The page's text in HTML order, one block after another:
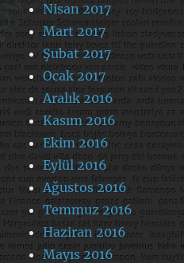
Nisan 2017
Mart 2017
Şubat 2017
Ocak 2017
Aralık 2016
Kasım 2016
Ekim 2016
Eylül 2016
Ağustos 2016
Temmuz 2016
Haziran 2016
Mayıs 2016